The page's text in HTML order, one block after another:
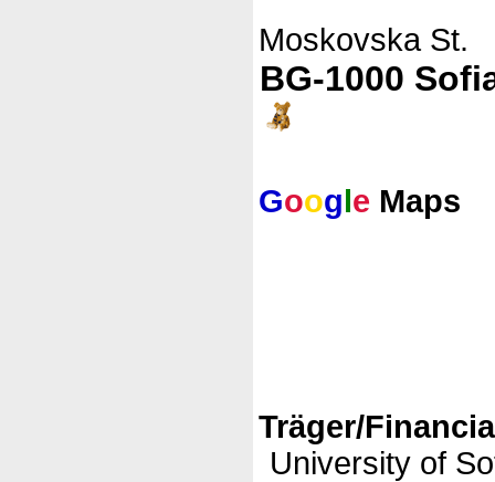
Moskovska St.
BG-1000
Google Maps
Träger/
University of